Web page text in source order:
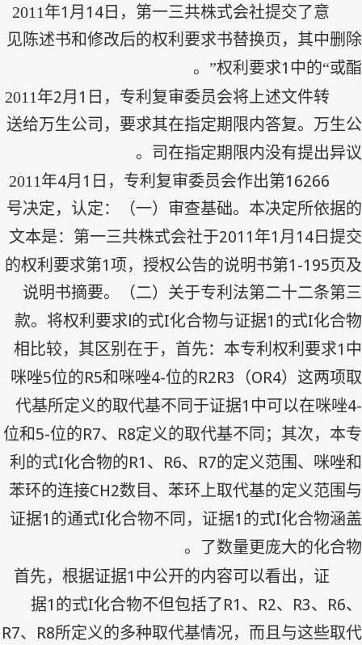
2011年1 月 14 日，第一三共株式会社提交了意
见陈述书和修改后的权利要求书替换页，其中删除
权利要求1 中的“或酯”。
2011年2月 1 日，专利复审委员会将上述文件转
送给万生公司，要求其在指定期限内答复。万生公
司在指定期限内没有提出异议。
2011年4月 1 日，专利复审委员会作出第16266
号决定，认定：（一）审查基础。本决定所依据的
文本是：第一三共株式会社于2011 年1 月 14 日提交
的权利要求第1项，授权公告的说明书第1-195页及
说明书摘要。（二）关于专利法第二十二条第三
款。将权利要求l的式I化合物与证据1 的式I化合物
相比较，其区别在于，首先：本专利权利要求1 中
咪唑5位的R5和咪唑4-位的R2R3 （OR4）这两项取
代基所定义的取代基不同于证据1 中可以在咪唑4-
位和5-位的R7、 R8定义的取代基不同；其次，本专
利的式I化合物的R1 、 R6、 R7的定义范围、咪唑和
苯环的连接CH2数目、苯环上取代基的定义范围与
证据1 的通式I化合物不同，证据1 的式I化合物涵盖
了数量更庞大的化合物。
首先，根据证据1 中公开的内容可以看出，证
据1 的式I化合物不但包括了R1 、 R2、 R3、 R6、
R7、 R8所定义的多种取代基情况，而且与这些取代